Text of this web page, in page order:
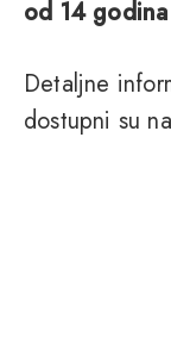
od 14
Detaljne
dostupni su